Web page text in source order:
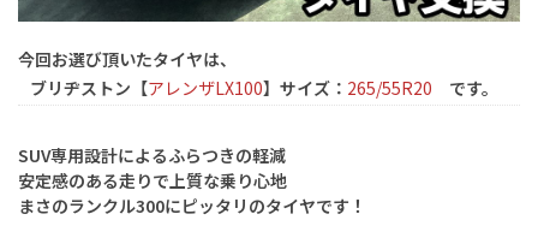
今回お選び頂いたタイヤは、
ブリヂストン【アレンザLX100】 サイズ： 265/55R20 です。
SUV専用設計によるふらつきの軽減
安定感のある走りで上質な乗り心地
まさのランクル300にピッタリのタイヤです！